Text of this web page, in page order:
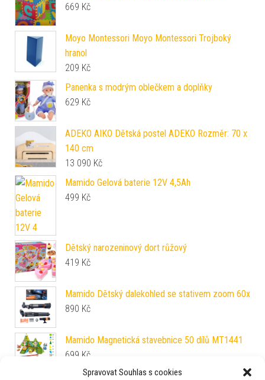
Spravovat Souhlas s cookies
669 Kč
Moyo Montessori Moyo Montessori Trojboký
hranol
209 Kč
Panenka s modrým oblečkem a doplňky
629 Kč
ADEKO AIKO Dětská postel ADEKO Rozměr: 70 x
140 cm
13 090 Kč
Mamido Gelová baterie 12V 4,5Ah
499 Kč
Dětský narozeninový dort růžový
419 Kč
Mamido Dětský dalekohled se stativem zoom 60x
890 Kč
Mamido Magnetická stavebnice 50 dílů MT1441
699 Kč